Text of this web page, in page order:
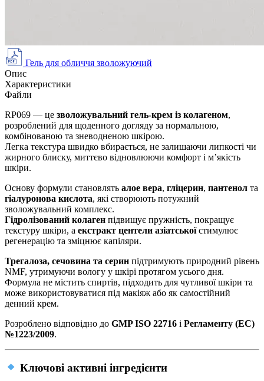
Гель для обличчя зволожуючий
Опис
Характеристики
Файли
RP069 — це зволожувальний гель-крем із колагеном,
розроблений для щоденного догляду за нормальною,
комбінованою та зневодненою шкірою.
Легка текстура швидко вбирається, не залишаючи липкості чи
жирного блиску, миттєво відновлюючи комфорт і м’якість
шкіри.
Основу формули становлять алое вера, гліцерин, пантенол та
гіалуронова кислота, які створюють потужний
зволожувальний комплекс.
Гідролізований колаген підвищує пружність, покращує
текстуру шкіри, а екстракт центели азіатськоїстимулює
регенерацію та зміцнює капіляри.
Трегалоза, сечовина та серин підтримують природний рівень
NMF, утримуючи вологу у шкірі протягом усього дня.
Формула не містить спиртів, підходить для чутливої шкіри та
може використовуватися під макіяж або як самостійний
денний крем.
Розроблено відповідно до GMP ISO 22716 і Регламенту (EC)
№1223/2009.
Ключові активні інгредієнти